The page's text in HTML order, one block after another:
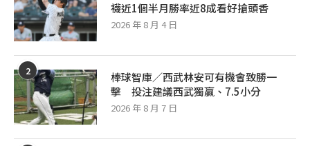
襪近1個半月勝率近8成看好搶頭香
2026 年 8 月 4 日
2
棒球智庫／西武林安可有機會致勝一
擊 投注建議西武獨贏、7.5小分
2026 年 8 月 7 日